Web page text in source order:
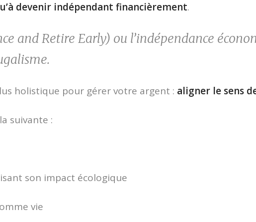
devenir indépendant financièrement.
and Retire Early) ou l’indépendance
holistique pour gérer votre argent : aligner le sens
suivante :
son impact écologique
vie